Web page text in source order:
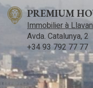
PREMIUM
Immobilier à
Avda. Catalunya, 2
+34 93 792 77 77